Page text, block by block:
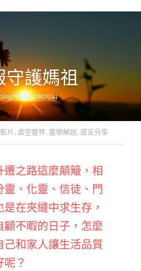
守護媽祖
video1080514
片, 虛空靈界, 靈學解說, 感言分享
遷之路這麼顛簸，相
靈、化靈、信徒、門
在夾縫中求生存，
顧不暇的日子，怎麼
己和家人讓生活品質
？